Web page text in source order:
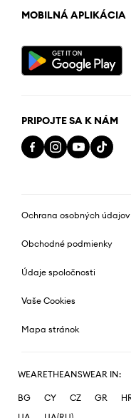
MOBILNÁ APLIKÁCIA
PRIPOJTE SA K NÁM
Ochrana osobných údajov
Obchodné podmienky
Údaje spoločnosti
Vaše Cookies
Mapa stránok
WEARETHEANSWEAR IN:
BG CY CZ GR